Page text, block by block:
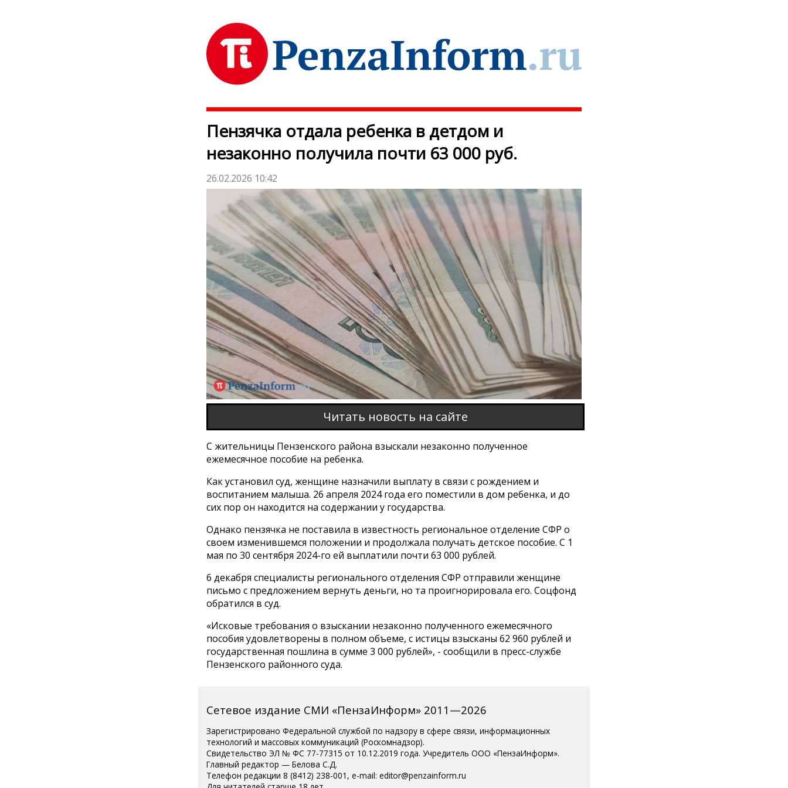
Пензячка отдала ребенка в детдом и
незаконно получила почти 63 000 руб.
26.02.2026 10:42
Читать новость на сайте
С жительницы Пензенского района взыскали незаконно полученное
ежемесячное пособие на ребенка.
Как установил суд, женщине назначили выплату в связи с рождением и
воспитанием малыша. 26 апреля 2024 года его поместили в дом ребенка, и до
сих пор он находится на содержании у государства.
Однако пензячка не поставила в известность региональное отделение СФР о
своем изменившемся положении и продолжала получать детское пособие. С 1
мая по 30 сентября 2024-го ей выплатили почти 63 000 рублей.
6 декабря специалисты регионального отделения СФР отправили женщине
письмо с предложением вернуть деньги, но та проигнорировала его. Соцфонд
обратился в суд.
«Исковые требования о взыскании незаконно полученного ежемесячного
пособия удовлетворены в полном объеме, с истицы взысканы 62 960 рублей и
государственная пошлина в сумме 3 000 рублей», - сообщили в пресс-службе
Пензенского районного суда.
Сетевое издание СМИ «ПензаИнформ» 2011—2026
Зарегистрировано Федеральной службой по надзору в сфере связи, информационных
технологий и массовых коммуникаций (Роскомнадзор).
Свидетельство ЭЛ № ФС 77-77315 от 10.12.2019 года. Учредитель ООО «ПензаИнформ».
Главный редактор — Белова С.Д.
Телефон редакции 8 (8412) 238-001, e-mail: editor@penzainform.ru